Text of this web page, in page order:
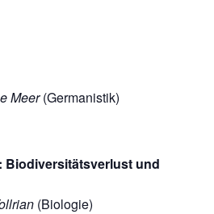
Meer(Germanistik)
Biodiversitätsverlust und
(Biologie)